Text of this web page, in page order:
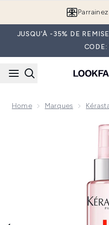
JUSQU'À -35% DE
CODE:
Home Marques
Now showing image 1